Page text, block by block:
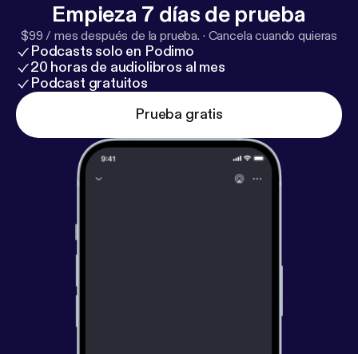
Empieza 7 días de prueba
$99 / mes después de la prueba. · Cancela cuando quieras
Podcasts solo en Podimo
20 horas de audiolibros al mes
Podcast gratuitos
Prueba gratis